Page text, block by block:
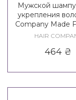
Мужской
укрепления
Company Made
Reinforcing
HAIR
464₴